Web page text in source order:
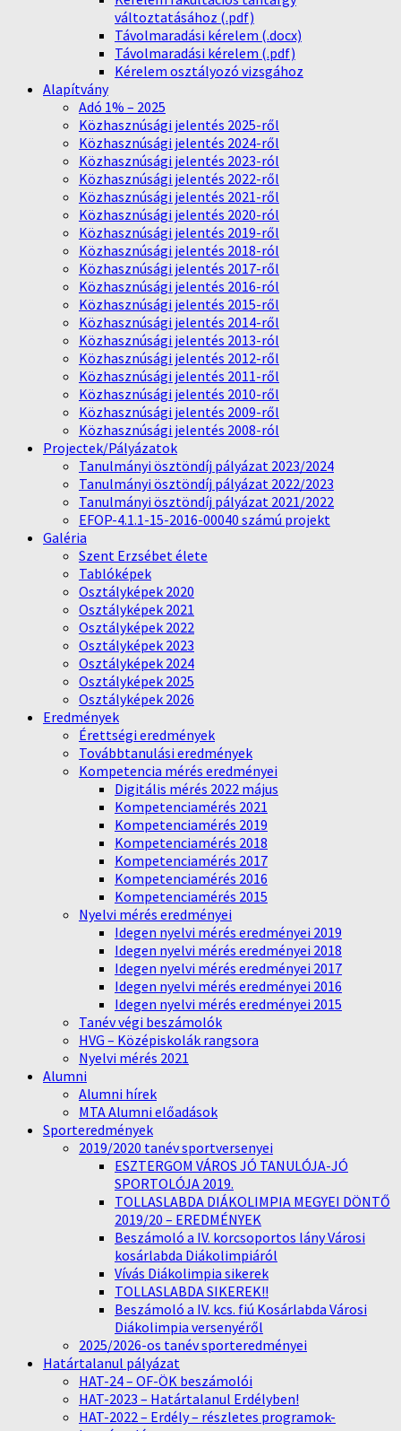
változtatásához (.pdf)
Távolmaradási kérelem (.docx)
Távolmaradási kérelem (.pdf)
Kérelem osztályozó vizsgához
Alapítvány
Adó 1% – 2025
Közhasznúsági jelentés 2025-ről
Közhasznúsági jelentés 2024-ről
Közhasznúsági jelentés 2023-ról
Közhasznúsági jelentés 2022-ről
Közhasznúsági jelentés 2021-ről
Közhasznúsági jelentés 2020-ról
Közhasznúsági jelentés 2019-ről
Közhasznúsági jelentés 2018-ról
Közhasznúsági jelentés 2017-ről
Közhasznúsági jelentés 2016-ról
Közhasznúsági jelentés 2015-ről
Közhasznúsági jelentés 2014-ről
Közhasznúsági jelentés 2013-ról
Közhasznúsági jelentés 2012-ről
Közhasznúsági jelentés 2011-ről
Közhasznúsági jelentés 2010-ről
Közhasznúsági jelentés 2009-ről
Közhasznúsági jelentés 2008-ról
Projectek/Pályázatok
Tanulmányi ösztöndíj pályázat 2023/2024
Tanulmányi ösztöndíj pályázat 2022/2023
Tanulmányi ösztöndíj pályázat 2021/2022
EFOP-4.1.1-15-2016-00040 számú projekt
Galéria
Szent Erzsébet élete
Tablóképek
Osztályképek 2020
Osztályképek 2021
Osztályképek 2022
Osztályképek 2023
Osztályképek 2024
Osztályképek 2025
Osztályképek 2026
Eredmények
Érettségi eredmények
Továbbtanulási eredmények
Kompetencia mérés eredményei
Digitális mérés 2022 május
Kompetenciamérés 2021
Kompetenciamérés 2019
Kompetenciamérés 2018
Kompetenciamérés 2017
Kompetenciamérés 2016
Kompetenciamérés 2015
Nyelvi mérés eredményei
Idegen nyelvi mérés eredményei 2019
Idegen nyelvi mérés eredményei 2018
Idegen nyelvi mérés eredményei 2017
Idegen nyelvi mérés eredményei 2016
Idegen nyelvi mérés eredményei 2015
Tanév végi beszámolók
HVG – Középiskolák rangsora
Nyelvi mérés 2021
Alumni
Alumni hírek
MTA Alumni előadások
Sporteredmények
2019/2020 tanév sportversenyei
ESZTERGOM VÁROS JÓ TANULÓJA-JÓ
SPORTOLÓJA 2019.
TOLLASLABDA DIÁKOLIMPIA MEGYEI DÖNTŐ
2019/20 – EREDMÉNYEK
Beszámoló a IV. korcsoportos lány Városi
kosárlabda Diákolimpiáról
Vívás Diákolimpia sikerek
TOLLASLABDA SIKEREK!!
Beszámoló a IV. kcs. fiú Kosárlabda Városi
Diákolimpia versenyéről
2025/2026-os tanév sporteredményei
Határtalanul pályázat
HAT-24 – OF-ÖK beszámolói
HAT-2023 – Határtalanul Erdélyben!
HAT-2022 – Erdély – részletes programok-